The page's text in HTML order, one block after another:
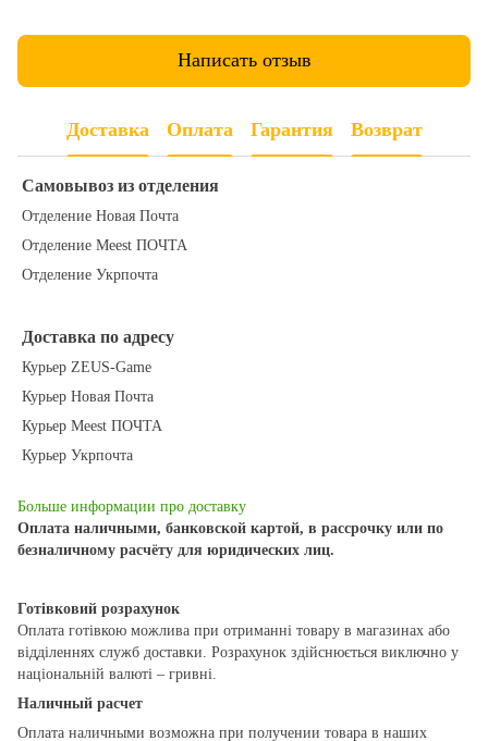
Написать отзыв
Доставка Оплата Гарантия Возврат
Самовывоз из отделения
Отделение Новая Почта
Отделение Meest ПОЧТА
Отделение Укрпочта
Доставка по адресу
Курьер ZEUS-Game
Курьер Новая Почта
Курьер Meest ПОЧТА
Курьер Укрпочта
Больше информации про доставку
Оплата наличными, банковской картой, в рассрочку или по
безналичному расчёту для юридических лиц.
Готівковий розрахунок
Оплата готівкою можлива при отриманні товару в магазинах або
відділеннях служб доставки. Розрахунок здійснюється виключно у
національній валюті – гривні.
Наличный расчет
Оплата наличными возможна при получении товара в наших